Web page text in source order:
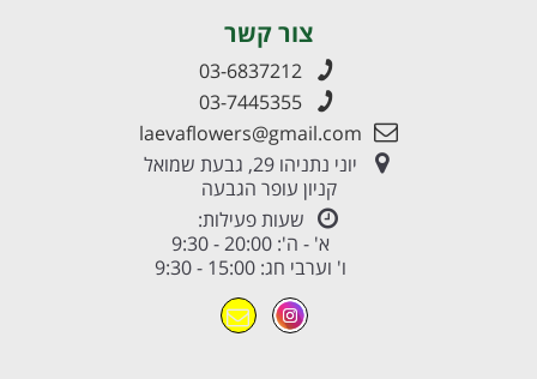
צור קשר
03-6837212
03-7445355
laevaflowers@gmail.com
יוני נתניהו 29, גבעת שמואל
קניון עופר הגבעה
שעות פעילות:
א' - ה': 20:00 - 9:30
ו' וערבי חג: 15:00 - 9:30